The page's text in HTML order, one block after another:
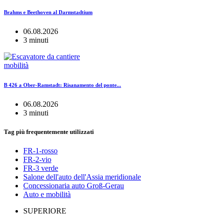
Brahms e Beethoven al Darmstadtium
06.08.2026
3 minuti
mobilità
B 426 a Ober-Ramstadt: Risanamento del ponte...
06.08.2026
3 minuti
Tag più frequentemente utilizzati
FR-1-rosso
FR-2-vio
FR-3 verde
Salone dell'auto dell'Assia meridionale
Concessionaria auto Groß-Gerau
Auto e mobilità
SUPERIORE